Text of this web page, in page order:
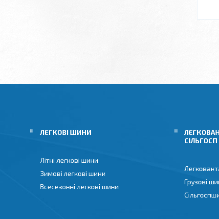
ЛЕГКОВІ ШИНИ
Літні легкові шини
Зимові легкові шини
Всесезонні легкові шини
СІЛЬГОСП
Грузові